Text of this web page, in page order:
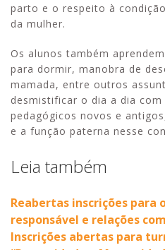
parto e o respeito à
da mulher.
Os alunos também
para dormir, manobra de
mamada, entre outros
desmistificar o dia a dia
pedagógicos novos e
e a função paterna nesse
Leia também
Reabertas inscrições para
responsável e relações
Inscrições abertas para